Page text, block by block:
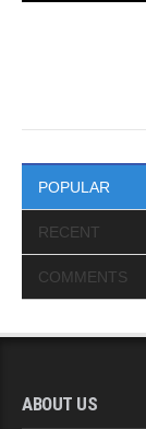
POPULAR
RECENT
COMMENTS
ABOUT US